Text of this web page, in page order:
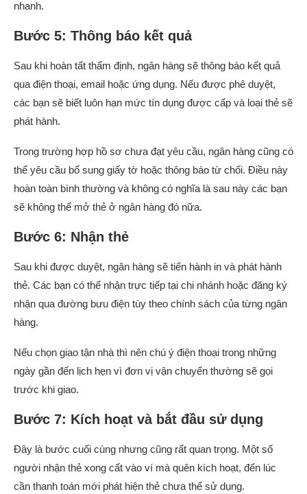
nhanh.
Bước 5: Thông báo kết quả
Sau khi hoàn tất thẩm định, ngân hàng sẽ thông báo kết quả
qua điện thoại, email hoặc ứng dụng. Nếu được phê duyệt,
các bạn sẽ biết luôn hạn mức tín dụng được cấp và loại thẻ sẽ
phát hành.
Trong trường hợp hồ sơ chưa đạt yêu cầu, ngân hàng cũng có
thể yêu cầu bổ sung giấy tờ hoặc thông báo từ chối. Điều này
hoàn toàn bình thường và không có nghĩa là sau này các bạn
sẽ không thể mở thẻ ở ngân hàng đó nữa.
Bước 6: Nhận thẻ
Sau khi được duyệt, ngân hàng sẽ tiến hành in và phát hành
thẻ. Các bạn có thể nhận trực tiếp tại chi nhánh hoặc đăng ký
nhận qua đường bưu điện tùy theo chính sách của từng ngân
hàng.
Nếu chọn giao tận nhà thì nên chú ý điện thoại trong những
ngày gần đến lịch hẹn vì đơn vị vận chuyển thường sẽ gọi
trước khi giao.
Bước 7: Kích hoạt và bắt đầu sử dụng
Đây là bước cuối cùng nhưng cũng rất quan trọng. Một số
người nhận thẻ xong cất vào ví mà quên kích hoạt, đến lúc
cần thanh toán mới phát hiện thẻ chưa thể sử dụng.